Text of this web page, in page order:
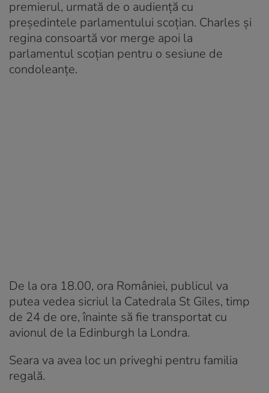
premierul, urmată de o audiență cu
președintele parlamentului scoțian. Charles și
regina consoartă vor merge apoi la
parlamentul scoțian pentru o sesiune de
condoleanţe.
De la ora 18.00, ora României, publicul va
putea vedea sicriul la Catedrala St Giles, timp
de 24 de ore, înainte să fie transportat cu
avionul de la Edinburgh la Londra.
Seara va avea loc un priveghi pentru familia
regală.